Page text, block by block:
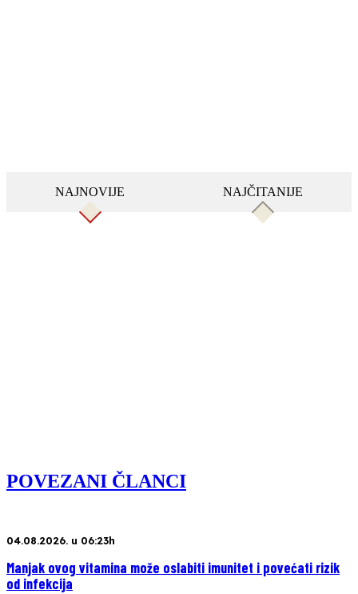
NAJNOVIJE NAJČITANIJE
POVEZANI ČLANCI
04.08.2026. u 06:23h
Manjak ovog vitamina može oslabiti imunitet i povećati rizik
od infekcija